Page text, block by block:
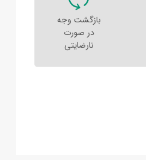
بازگشت وجه
در صورت
نارضایتی